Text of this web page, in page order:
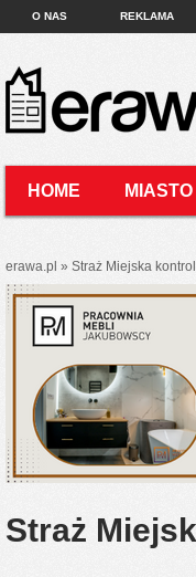
O NAS REKLAMA
HOME MIASTO
erawa.pl » Straż Miejska
Straż